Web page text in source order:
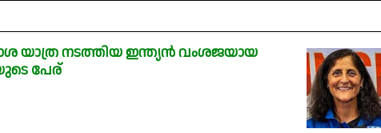
യാത്ര നടത്തിയ ഇന്ത്യൻ വംശജയായ
പേര്